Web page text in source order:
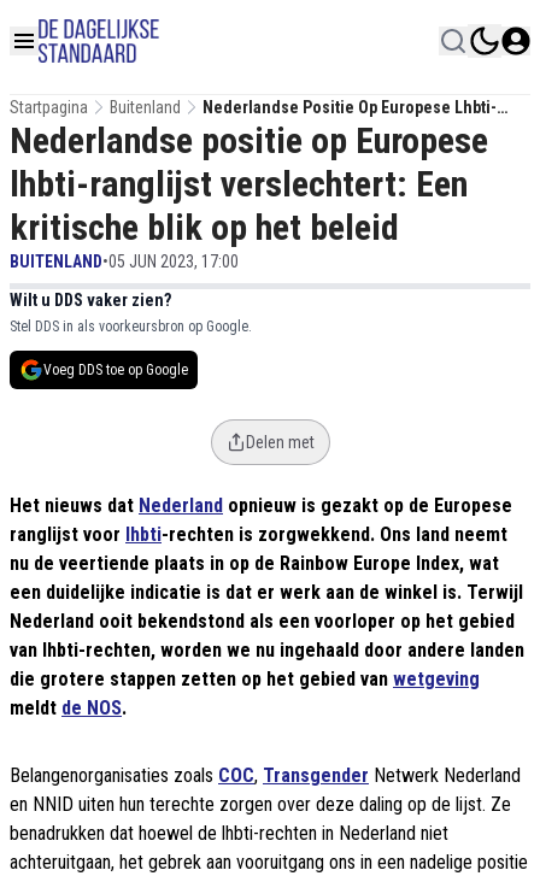
Startpagina Buitenland
Nederlandse Positie Op Europese Lhbti-
Ranglijst Verslechtert: Een Kritische Blik Op
Het Beleid
Nederlandse positie op Europese
lhbti-ranglijst verslechtert: Een
kritische blik op het beleid
BUITENLAND•05 JUN 2023, 17:00
Wilt u DDS vaker zien?
Stel DDS in als voorkeursbron op Google.
Voeg DDS toe op Google
Delen met
Het nieuws dat Nederland opnieuw is gezakt op de Europese
ranglijst voor
lhbti-rechten is zorgwekkend. Ons land neemt
nu de veertiende plaats in op de Rainbow Europe Index, wat
een duidelijke indicatie is dat er werk aan de winkel is. Terwijl
Nederland ooit bekendstond als een voorloper op het gebied
van lhbti-rechten, worden we nu ingehaald door andere landen
die grotere stappen zetten op het gebied van wetgeving
meldt de NOS.
Belangenorganisaties zoals COC, Transgender Netwerk Nederland
en NNID uiten hun terechte zorgen over deze daling op de lijst. Ze
benadrukken dat hoewel de lhbti-rechten in Nederland niet
achteruitgaan, het gebrek aan vooruitgang ons in een nadelige positie